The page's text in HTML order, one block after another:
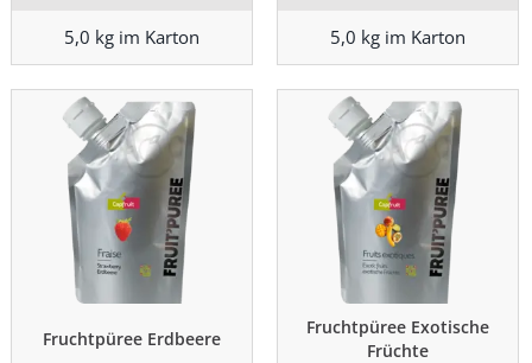
5,0 kg im Karton 5,0 kg im Karton
Fruchtpüree Erdbeere
Fruchtpüree Exotische
Früchte